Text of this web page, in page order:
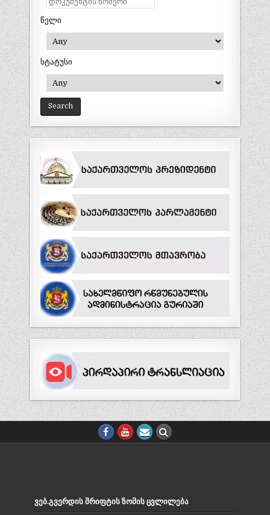
წელი
სტატუსი
ᲕᲔᲑ.ᲒᲕᲔᲠᲓᲘᲡ ᲨᲠᲘᲤᲢᲘᲡ ᲖᲝᲛᲘᲡ ᲪᲕᲚᲘᲚᲔᲑᲐ